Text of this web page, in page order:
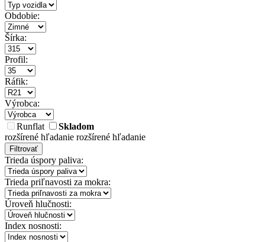
Obdobie:
Šírka:
Profil:
Ráfik:
Výrobca:
Runflat
Skladom
rozšírené hľadanie rozšírené hľadanie
Filtrovať
Trieda úspory paliva:
Trieda priľnavosti za mokra:
Úroveň hlučnosti:
Index nosnosti: